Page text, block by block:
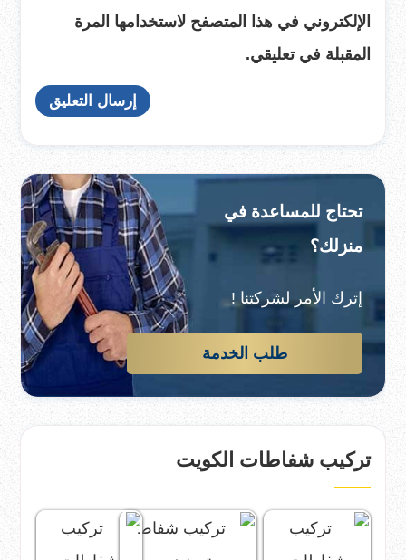
الإلكتروني في هذا المتصفح لاستخدامها المرة
المقبلة في تعليقي.
تحتاج للمساعدة في
منزلك؟
إترك الأمر لشركتنا !
طلب الخدمة
تركيب شفاطات الكويت